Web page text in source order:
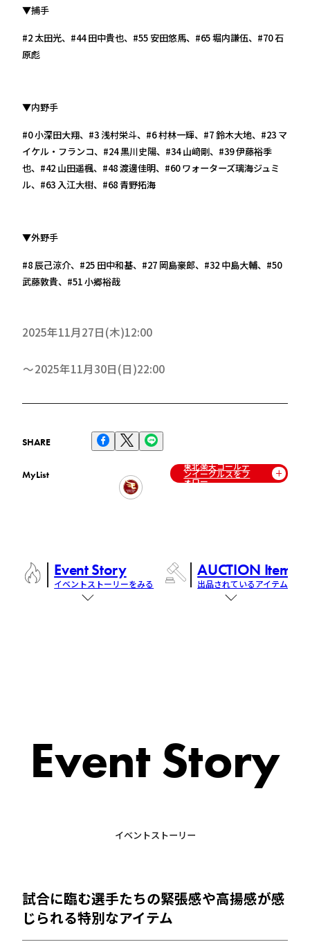
▼捕手
#2 太田光、#44 田中貴也、#55 安田悠馬、#65 堀内謙伍、#70 石
原彪
▼内野手
#0 小深田大翔、#3 浅村栄斗、#6 村林一輝、#7 鈴木大地、#23 マ
イケル・フランコ、#24 黒川史陽、#34 山﨑剛、#39 伊藤裕季
也、#42 山田遥楓、#48 渡邊佳明、#60 ワォーターズ璃海ジュミ
ル、#63 入江大樹、#68 青野拓海
▼外野手
#8 辰己涼介、#25 田中和基、#27 岡島豪郎、#32 中島大輔、#50
武藤敦貴、#51 小郷裕哉
2025年11月27日(木)12:00
2025年11月30日(日)22:00
SHARE
MyList
東北楽天ゴールデ
ンイーグルスをフ
ォロー
Event Story
イベントストーリーをみる
AUCTION Items
出品されているアイテム
Event Story
イベントストーリー
試合に臨む選手たちの緊張感や高揚感が感
じられる特別なアイテム